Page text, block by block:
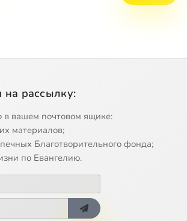
на рассылку:
вашем почтовом ящике:
материалов;
Благотворительного фонда;
по Евангелию.